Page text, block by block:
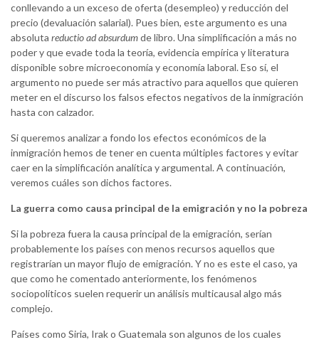
conllevando a un exceso de oferta (desempleo) y reducción del
precio (devaluación salarial). Pues bien, este argumento es una
absoluta reductio ad absurdumde libro. Una simplificación a más no
poder y que evade toda la teoría, evidencia empírica y literatura
disponible sobre microeconomía y economía laboral. Eso sí, el
argumento no puede ser más atractivo para aquellos que quieren
meter en el discurso los falsos efectos negativos de la inmigración
hasta con calzador.
Si queremos analizar a fondo los efectos económicos de la
inmigración hemos de tener en cuenta múltiples factores y evitar
caer en la simplificación analítica y argumental. A continuación,
veremos cuáles son dichos factores.
La guerra como causa principal de la emigración y no la pobreza
Si la pobreza fuera la causa principal de la emigración, serían
probablemente los países con menos recursos aquellos que
registrarían un mayor flujo de emigración. Y no es este el caso, ya
que como he comentado anteriormente, los fenómenos
sociopolíticos suelen requerir un análisis multicausal algo más
complejo.
Países como Siria, Irak o Guatemala son algunos de los cuales